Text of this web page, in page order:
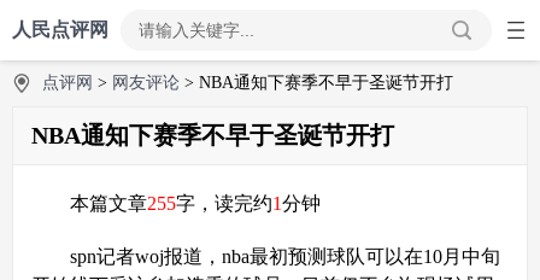
人民点评网
点评网 > 网友评论 > NBA通知下赛季不早于圣诞节开打
NBA通知下赛季不早于圣诞节开打
本篇文章255字，读完约1分钟
spn记者woj报道，nba最初预测球队可以在10月中旬